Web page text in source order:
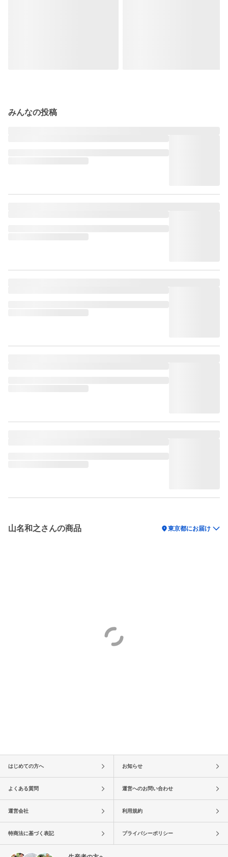
みんなの投稿
山名和之さんの商品 location_on東京都にお届け
はじめての方へ お知らせ
よくある質問 運営へのお問い合わせ
運営会社 利用規約
特商法に基づく表記 プライバシーポリシー